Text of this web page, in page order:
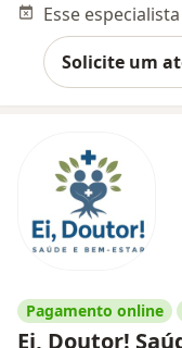
Solicite um
Pagamento online
Ei, Doutor!